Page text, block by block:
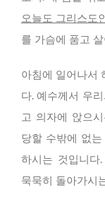
오늘도 그리스도
를 가슴에 품고
아침에 일어나서
다. 예수께서 우
고 의자에 앉으
당할 수밖에 없
하시는 것입니다
묵묵히 돌아가시